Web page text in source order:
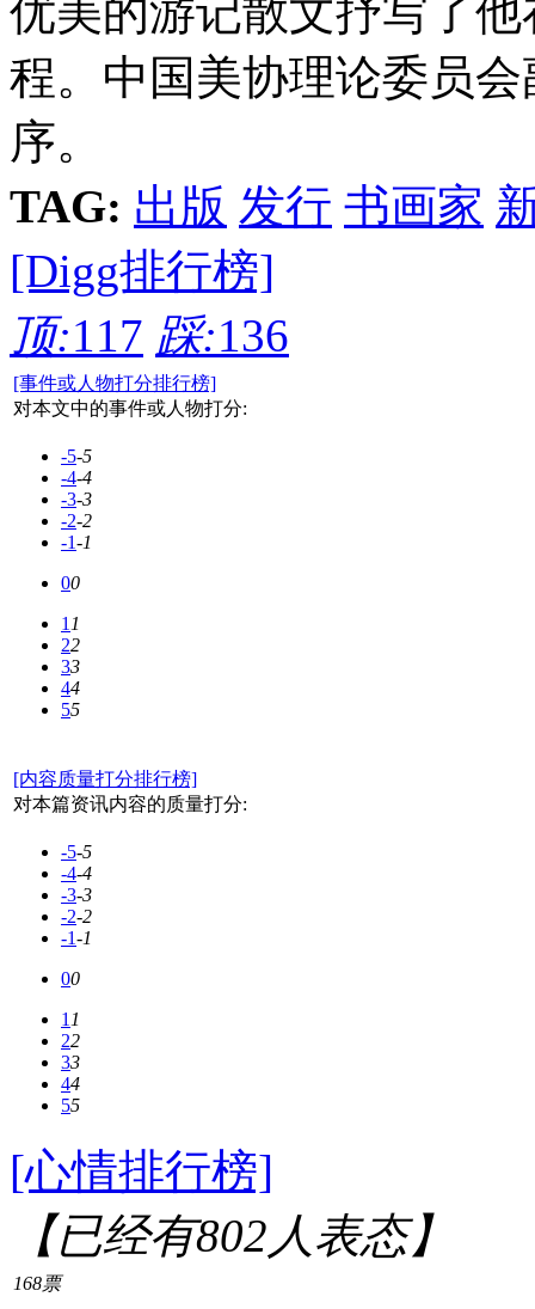
优美的游记散文抒写了
程。中国美协理论委员
序。
TAG: 出版 发行 书画家
[Digg排行榜]
顶:117 踩:136
[事件或人物打分排行榜]
对本文中的事件或人物打分:
-5-5
-4-4
-3-3
-2-2
-1-1
00
11
22
33
44
55
[内容质量打分排行榜]
对本篇资讯内容的质量打分:
-5-5
-4-4
-3-3
-2-2
-1-1
00
11
22
33
44
55
[心情排行榜]
【已经有802人表态】
168票